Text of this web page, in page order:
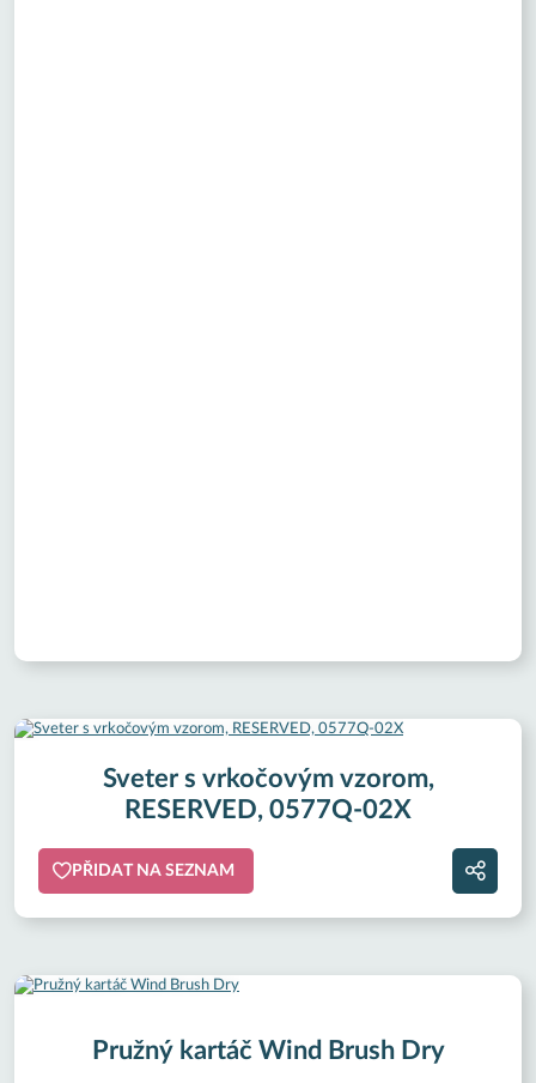
Sveter s vrkočovým vzorom,
RESERVED, 0577Q-02X
PŘIDAT NA SEZNAM
Pružný kartáč Wind Brush Dry